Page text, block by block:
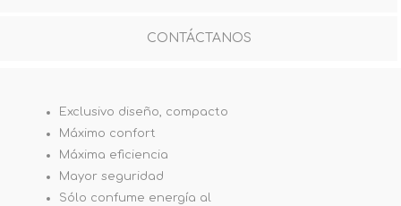
CONTÁCTANOS
Exclusivo diseño, compacto
Máximo confort
Máxima eficiencia
Mayor seguridad
Sólo confume energía al